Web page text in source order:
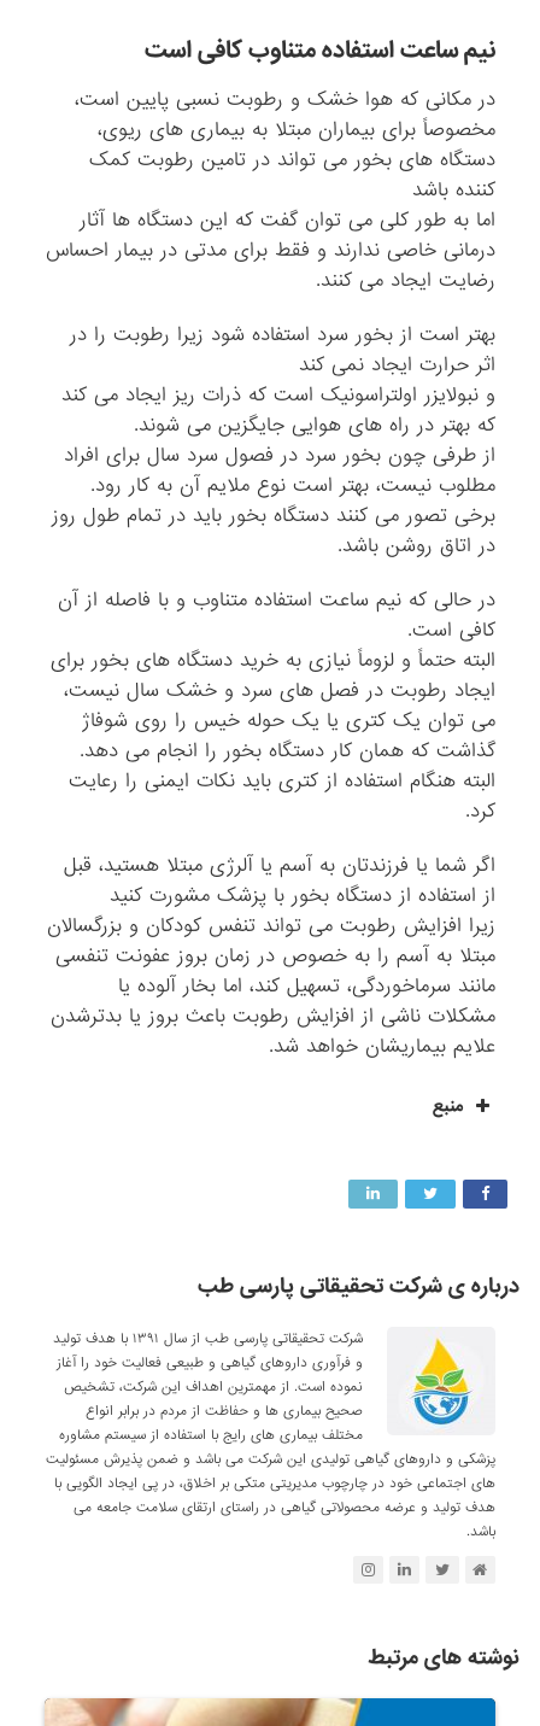
نیم ساعت استفاده متناوب کافی است
در مکانی که هوا خشک و رطوبت نسبی پایین است،
مخصوصاً برای بیماران مبتلا به بیماری های ریوی،
دستگاه های بخور می تواند در تامین رطوبت کمک
کننده باشد
اما به طور کلی می توان گفت که این دستگاه ها آثار
درمانی خاصی ندارند و فقط برای مدتی در بیمار احساس
رضایت ایجاد می کنند.
بهتر است از بخور سرد استفاده شود زیرا رطوبت را در
اثر حرارت ایجاد نمی کند
و نبولایزر اولتراسونیک است که ذرات ریز ایجاد می کند
که بهتر در راه های هوایی جایگزین می شوند.
از طرفی چون بخور سرد در فصول سرد سال برای افراد
مطلوب نیست، بهتر است نوع ملایم آن به کار رود.
برخی تصور می کنند دستگاه بخور باید در تمام طول روز
در اتاق روشن باشد.
در حالی که نیم ساعت استفاده متناوب و با فاصله از آن
کافی است.
البته حتماً و لزوماً نیازی به خرید دستگاه های بخور برای
ایجاد رطوبت در فصل های سرد و خشک سال نیست،
می توان یک کتری یا یک حوله خیس را روی شوفاژ
گذاشت که همان کار دستگاه بخور را انجام می دهد.
البته هنگام استفاده از کتری باید نکات ایمنی را رعایت
کرد.
اگر شما یا فرزندتان به آسم یا آلرژی مبتلا هستید، قبل
از استفاده از دستگاه بخور با پزشک مشورت کنید
زیرا افزایش رطوبت می تواند تنفس کودکان و بزرگسالان
مبتلا به آسم را به خصوص در زمان بروز عفونت تنفسی
مانند سرماخوردگی، تسهیل کند، اما بخار آلوده یا
مشکلات ناشی از افزایش رطوبت باعث بروز یا بدترشدن
علایم بیماریشان خواهد شد.
منبع
درباره ی شرکت تحقیقاتی پارسی طب
شرکت تحقیقاتی پارسی طب از سال ۱۳۹۱ با هدف تولید
و فرآوری داروهای گیاهی و طبیعی فعالیت خود را آغاز
نموده است. از مهمترین اهداف این شرکت، تشخیص
صحیح بیماری ها و حفاظت از مردم در برابر انواع
مختلف بیماری های رایج با استفاده از سیستم مشاوره
پزشکی و داروهای گیاهی تولیدی این شرکت می باشد و ضمن پذیرش مسئولیت
های اجتماعی خود در چارچوب مدیریتی متکی بر اخلاق، در پی ایجاد الگویی با
هدف تولید و عرضه محصولاتی گیاهی در راستای ارتقای سلامت جامعه می
باشد.
نوشته های مرتبط